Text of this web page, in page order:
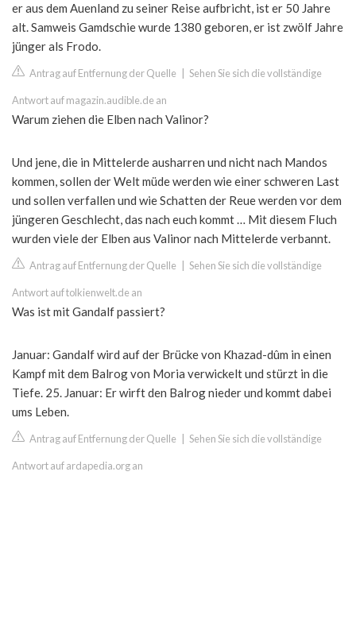
er aus dem Auenland zu seiner Reise aufbricht, ist er 50 Jahre
alt. Samweis Gamdschie wurde 1380 geboren, er ist zwölf Jahre
jünger als Frodo.
Antrag auf Entfernung der Quelle Sehen Sie sich die vollständige
Antwort auf magazin.audible.de an
Warum ziehen die Elben nach Valinor?
Und jene, die in Mittelerde ausharren und nicht nach Mandos
kommen, sollen der Welt müde werden wie einer schweren Last
und sollen verfallen und wie Schatten der Reue werden vor dem
jüngeren Geschlecht, das nach euch kommt … Mit diesem Fluch
wurden viele der Elben aus Valinor nach Mittelerde verbannt.
Antrag auf Entfernung der Quelle Sehen Sie sich die vollständige
Antwort auf tolkienwelt.de an
Was ist mit Gandalf passiert?
Januar: Gandalf wird auf der Brücke von Khazad-dûm in einen
Kampf mit dem Balrog von Moria verwickelt und stürzt in die
Tiefe. 25. Januar: Er wirft den Balrog nieder und kommt dabei
ums Leben.
Antrag auf Entfernung der Quelle Sehen Sie sich die vollständige
Antwort auf ardapedia.org an